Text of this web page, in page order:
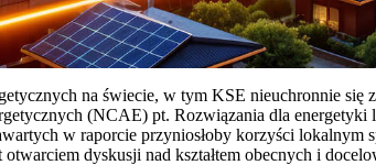
na świecie, w tym KSE nieuchronnie
(NCAE) pt. Rozwiązania dla
w raporcie przyniosłoby korzyści
dyskusji nad kształtem obecnych i